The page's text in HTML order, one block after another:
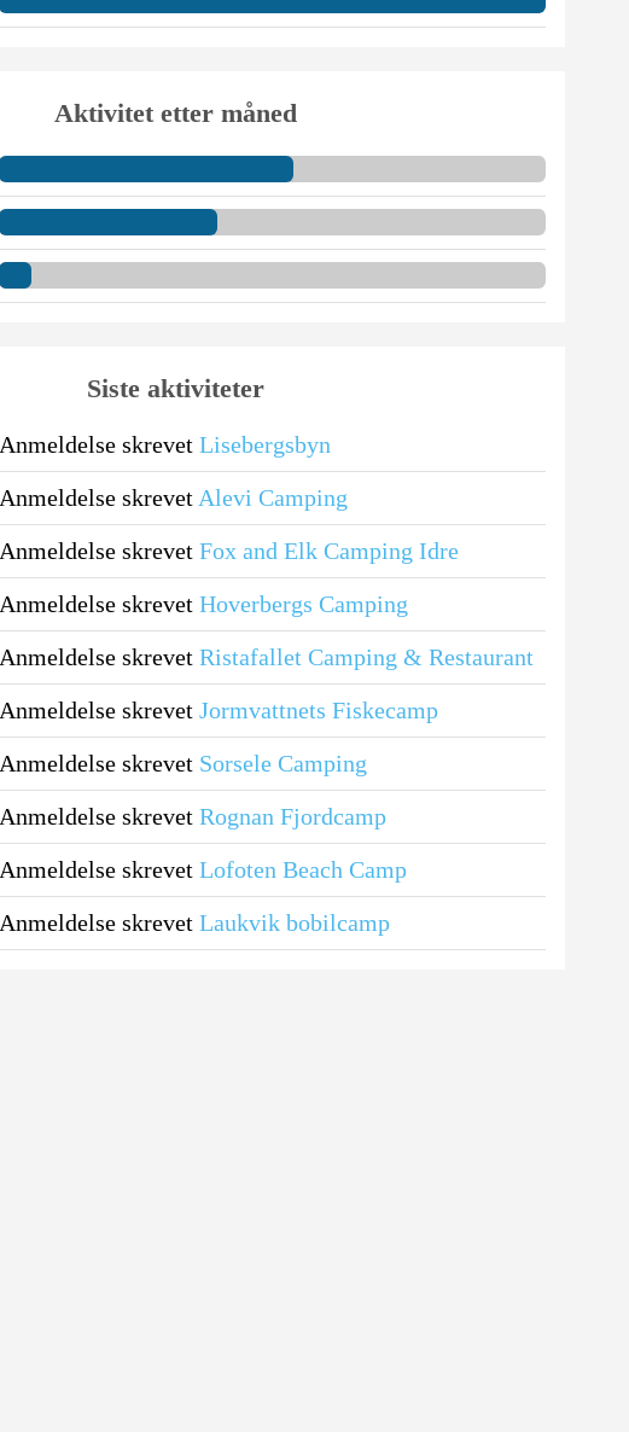
Aktivitet etter måned
Siste aktiviteter
Anmeldelse skrevet Lisebergsbyn
Anmeldelse skrevet Alevi Camping
Anmeldelse skrevet Fox and Elk Camping Idre
Anmeldelse skrevet Hoverbergs Camping
Anmeldelse skrevet Ristafallet Camping & Restaurant
Anmeldelse skrevet Jormvattnets Fiskecamp
Anmeldelse skrevet Sorsele Camping
Anmeldelse skrevet Rognan Fjordcamp
Anmeldelse skrevet Lofoten Beach Camp
Anmeldelse skrevet Laukvik bobilcamp